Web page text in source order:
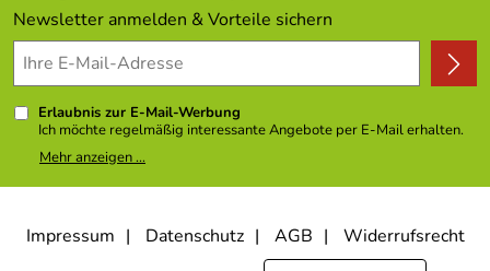
Kundenbewertungen (308)
4,9/5*****
Newsletter anmelden & Vorteile sichern
Erlaubnis zur E-Mail-Werbung
Ich möchte regelmäßig interessante Angebote per E-Mail erhalten.
Meine E-Mail-Adresse wird nicht an andere Unternehmen
weitergegeben. Zu statistischen Zwecken wird in anonymer Form
kann ich jederzeit mit Wirkung für die Zukunft widerrufen, indem ich
den Link "Abmelden" am Ende des Newsletters anklicke oder die
Option Newsletter im Mitgliederbereich deaktiviere. Die
Mehr anzeigen ...
Impressum Datenschutz AGB
Widerrufsrecht